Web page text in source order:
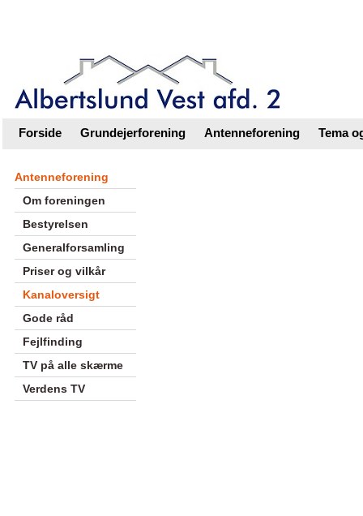
Forside Grundejerforening Antenneforening Tema
Antenneforening
Om foreningen
Bestyrelsen
Generalforsamling
Priser og vilkår
Kanaloversigt
Gode råd
Fejlfinding
TV på alle skærme
Verdens TV